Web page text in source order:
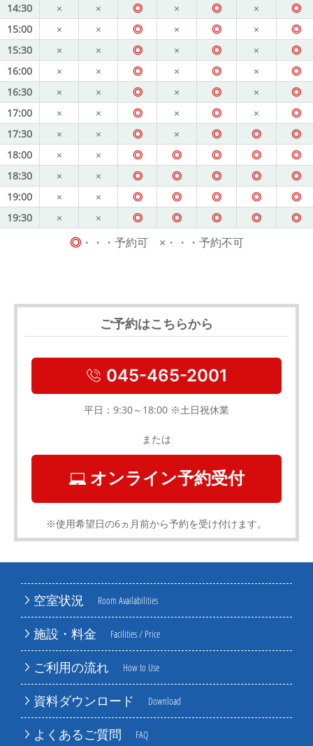
空室状況 Room Availabilities
施設・料金 Facilities / Price
ご利用の流れ How to Use
資料ダウンロード Download
よくあるご質問 FAQ
14:30
× × ◎ × ◎ ×
◎
15:00
× × ◎ × ◎ ×
◎
15:30
× × ◎ × ◎ ×
◎
16:00
× × ◎ × ◎ ×
◎
16:30
× × ◎ × ◎ ×
◎
17:00
× × ◎ × ◎ ×
◎
17:30
× × ◎ × ◎ ◎
◎
18:00
× × ◎ ◎ ◎ ◎
◎
18:30
× × ◎ ◎ ◎ ◎
◎
19:00
× × ◎ ◎ ◎ ◎
◎
19:30
× × ◎ ◎ ◎ ◎ ◎
◎・・・予約可 ×・・・予約不可
ご予約はこちらから
045-465-2001
平日：9:30～18:00 ※土日祝休業
または
オンライン予約受付
※使用希望日の6ヵ月前から予約を受け付けます。